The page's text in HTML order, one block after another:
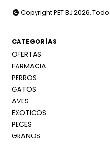
Copyright PET BJ 2026.
CATEGORÍAS
OFERTAS
FARMACIA
PERROS
GATOS
AVES
EXOTICOS
PECES
GRANOS